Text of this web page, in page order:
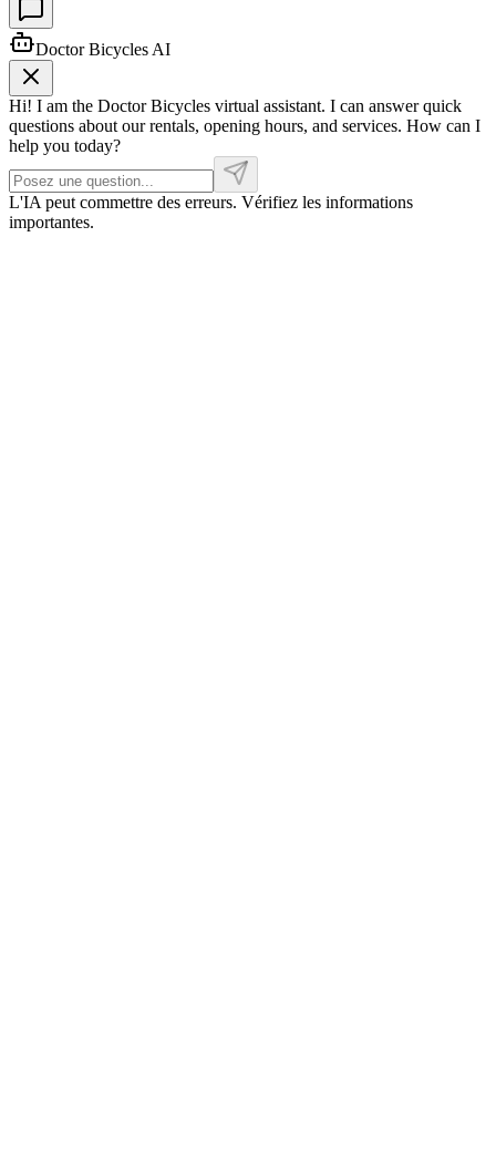
Doctor Bicycles AI
Hi! I am the Doctor Bicycles virtual assistant. I can answer quick
questions about our rentals, opening hours, and services. How can I
help you today?
L'IA peut commettre des erreurs. Vérifiez les informations
importantes.